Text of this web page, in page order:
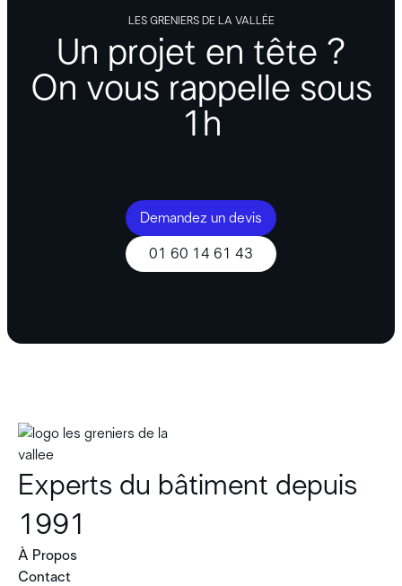
LES GRENIERS DE LA VALLÉE
Un projet en tête ?
On vous rappelle sous
1h
Demandez un devis
01 60 14 61 43
Experts du bâtiment depuis
1991
À Propos
Contact